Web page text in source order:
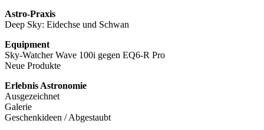
Astro-Praxis
Deep Sky: Eidechse und Schwan
Equipment
Sky-Watcher Wave 100i gegen EQ6-R Pro
Neue Produkte
Erlebnis Astronomie
Ausgezeichnet
Galerie
Geschenkideen / Abgestaubt